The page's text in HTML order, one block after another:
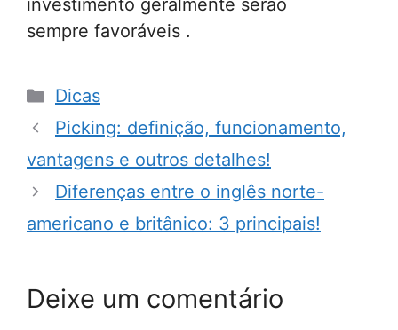
investimento geralmente serão
sempre favoráveis .
Categorias
Dicas
Picking: definição, funcionamento,
vantagens e outros detalhes!
Diferenças entre o inglês norte-
americano e britânico: 3 principais!
Deixe um comentário